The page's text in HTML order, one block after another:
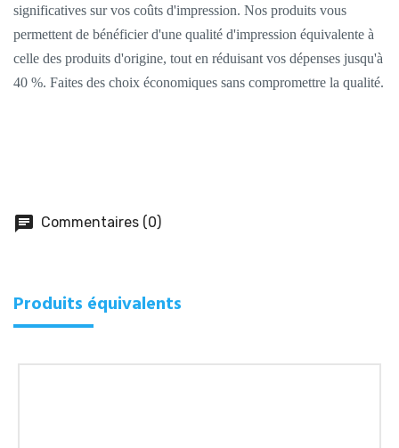
significatives sur vos coûts d'impression. Nos produits vous
permettent de bénéficier d'une qualité d'impression équivalente à
celle des produits d'origine, tout en réduisant vos dépenses jusqu'à
40 %. Faites des choix économiques sans compromettre la qualité.
chat Commentaires (0)
Produits équivalents